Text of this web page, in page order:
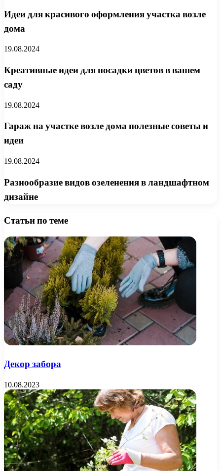
Идеи для красивого оформления участка возле
дома
19.08.2024
Креативные идеи для посадки цветов в вашем
саду
19.08.2024
Гараж на участке возле дома полезные советы и
идеи
19.08.2024
Разнообразие видов озеленения в ландшафтном
дизайне
Статьи по теме
Декор забора
10.08.2023